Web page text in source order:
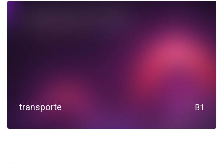
transporte B1